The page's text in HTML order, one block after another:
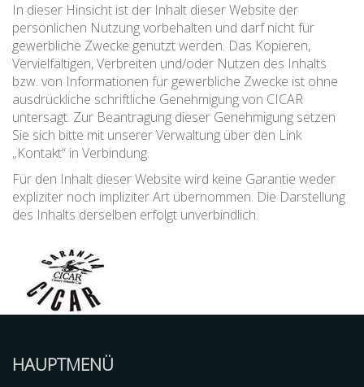
In dieser Hinsicht ist der Inhalt dieser Website der
persönlichen Nutzung vorbehalten und darf nicht für
gewerbliche Zwecke genutzt werden. Das Kopieren,
Vervielfältigen, Verbreiten und/oder Nutzen des Inhalts
bzw. von Informationen für gewerbliche Zwecke ist ohne
ausdrückliche schriftliche Genehmigung von CICAR
untersagt. Zur Beantragung dieser Genehmigung setzen
Sie sich bitte mit unserer Verwaltung über den Link
„Kontakt“ in Verbindung.
Für den Inhalt dieser Website wird keine Garantie weder
expliziter noch impliziter Art übernommen. Die Darstellung
des Inhalts derselben erfolgt unverbindlich.
HAUPTMENÜ